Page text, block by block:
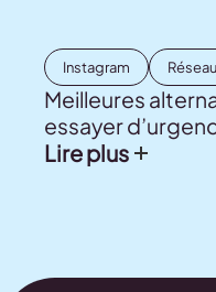
Instagram
Meilleures
essayer
Lire plus